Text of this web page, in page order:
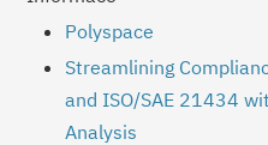
Polyspace
Streamlining
and ISO/SAE 21434
Analysis